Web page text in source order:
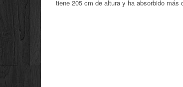
tiene 205 cm de altura y ha absorbido más